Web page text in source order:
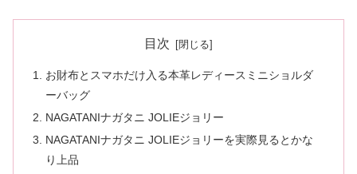
目次
お財布とスマホだけ入る本革レディースミニショルダ
ーバッグ
NAGATANIナガタニ JOLIEジョリー
NAGATANIナガタニ JOLIEジョリーを実際見るとかな
り上品